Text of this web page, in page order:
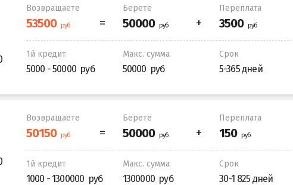
Возвращаете Берете Переплата
1й кредит
5000 - 50000
Макс. сумма
50000
Срок
5-365 дней
Возвращаете Берете Переплата
1й кредит
1000 - 1300000
Макс. сумма
1300000
Срок
30-1 825 дней